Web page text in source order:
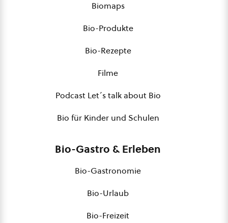
Biomaps
Bio-Produkte
Bio-Rezepte
Filme
Podcast Let´s talk about Bio
Bio für Kinder und Schulen
Bio-Gastro & Erleben
Bio-Gastronomie
Bio-Urlaub
Bio-Freizeit